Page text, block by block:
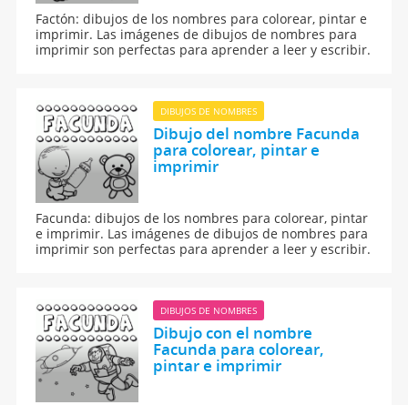
Factón: dibujos de los nombres para colorear, pintar e
imprimir. Las imágenes de dibujos de nombres para
imprimir son perfectas para aprender a leer y escribir.
DIBUJOS DE NOMBRES
Dibujo del nombre Facunda
para colorear, pintar e
imprimir
Facunda: dibujos de los nombres para colorear, pintar
e imprimir. Las imágenes de dibujos de nombres para
imprimir son perfectas para aprender a leer y escribir.
DIBUJOS DE NOMBRES
Dibujo con el nombre
Facunda para colorear,
pintar e imprimir